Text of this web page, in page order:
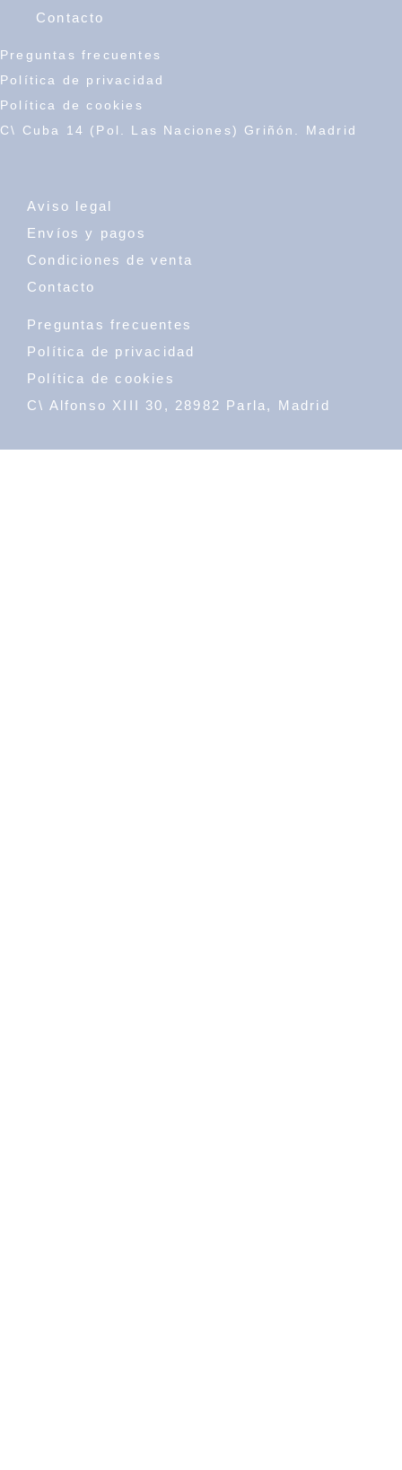
Contacto
Preguntas frecuentes
Política de privacidad
Política de cookies
C\ Cuba 14 (Pol. Las Naciones) Griñón. Madrid
Aviso legal
Envíos y pagos
Condiciones de venta
Contacto
Preguntas frecuentes
Política de privacidad
Política de cookies
C\ Alfonso XIII 30, 28982 Parla, Madrid